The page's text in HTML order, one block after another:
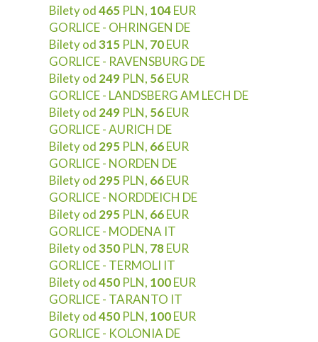
Bilety od465 PLN, 104EUR
GORLICE - OHRINGEN DE
Bilety od315 PLN, 70EUR
GORLICE - RAVENSBURG DE
Bilety od 249 PLN, 56EUR
GORLICE - LANDSBERG AM LECH DE
Bilety od 249 PLN, 56EUR
GORLICE - AURICH DE
Bilety od 295 PLN, 66EUR
GORLICE - NORDEN DE
Bilety od 295 PLN, 66EUR
GORLICE - NORDDEICH DE
Bilety od 295 PLN, 66EUR
GORLICE - MODENA IT
Bilety od350 PLN, 78EUR
GORLICE - TERMOLI IT
Bilety od450 PLN, 100EUR
GORLICE - TARANTO IT
Bilety od450 PLN, 100EUR
GORLICE - KOLONIA DE